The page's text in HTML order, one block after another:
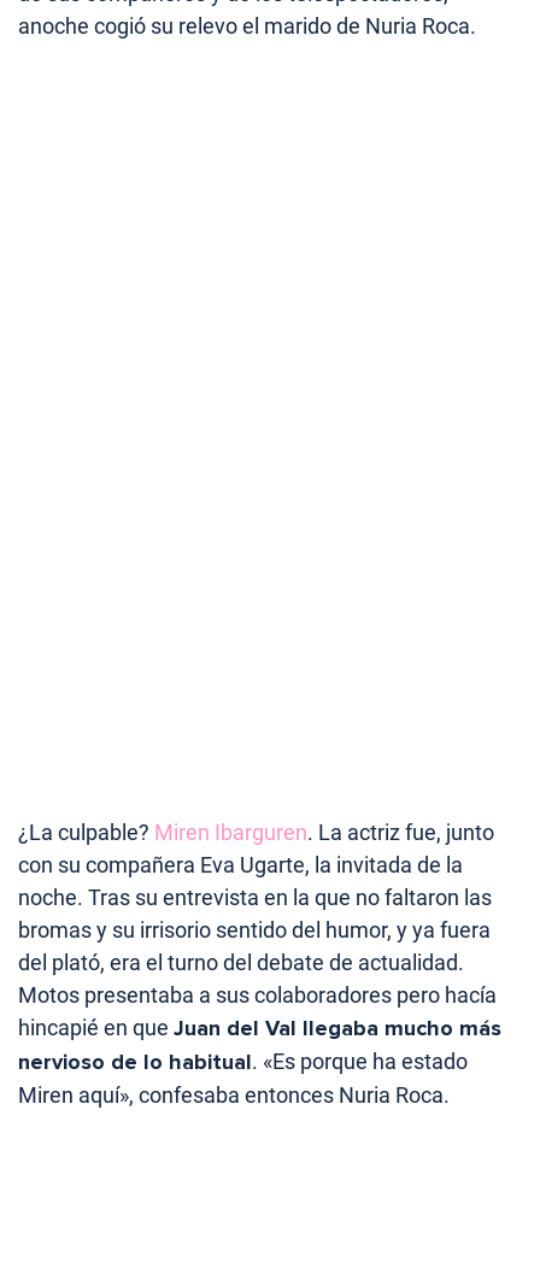
anoche cogió su relevo el marido de Nuria Roca.
¿La culpable? Miren Ibarguren. La actriz fue, junto
con su compañera Eva Ugarte, la invitada de la
noche. Tras su entrevista en la que no faltaron las
bromas y su irrisorio sentido del humor, y ya fuera
del plató, era el turno del debate de actualidad.
Motos presentaba a sus colaboradores pero hacía
hincapié en que Juan del Val llegaba mucho más
nervioso de lo habitual. «Es porque ha estado
Miren aquí», confesaba entonces Nuria Roca.